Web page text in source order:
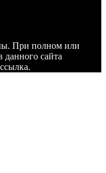
При полном или
данного сайта